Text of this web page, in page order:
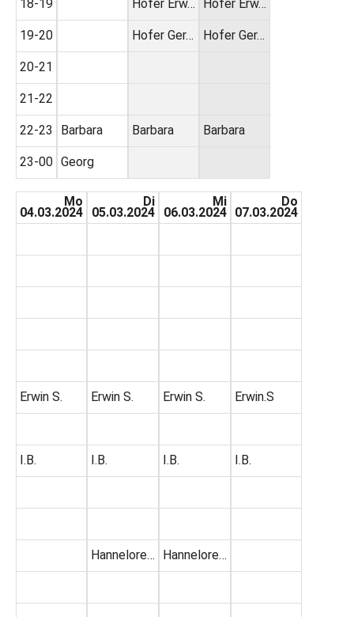
18-19
19-20
20-21
21-22
22-23
23-00
Barbara
Georg
Hofer Erw…
Hofer Ger…
Barbara
Hofer Erw…
Hofer Ger…
Barbara
Mo
04.03.2024
Erwin S.
I.B.
Di
05.03.2024
Erwin S.
I.B.
Hannelore…
Mi
06.03.2024
Erwin S.
I.B.
Hannelore…
Do
07.03.2024
Erwin.S
I.B.